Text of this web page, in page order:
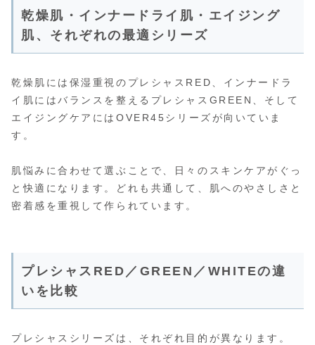
乾燥肌・インナードライ肌・エイジング
肌、それぞれの最適シリーズ
乾燥肌には保湿重視のプレシャスRED、インナードラ
イ肌にはバランスを整えるプレシャスGREEN、そして
エイジングケアにはOVER45シリーズが向いていま
す。
肌悩みに合わせて選ぶことで、日々のスキンケアがぐっ
と快適になります。どれも共通して、肌へのやさしさと
密着感を重視して作られています。
プレシャスRED／GREEN／WHITEの違
いを比較
プレシャスシリーズは、それぞれ目的が異なります。